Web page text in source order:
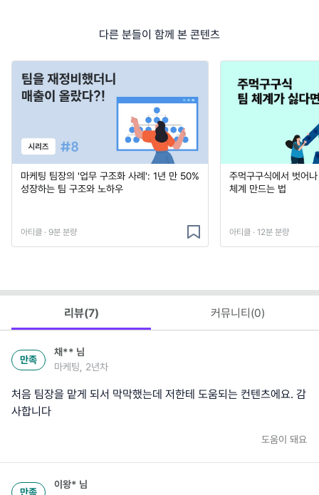
다른 분들이 함께 본 콘텐츠
마케팅 팀장의 '업무 구조화 사례': 1년 만 50%
성장하는 팀 구조와 노하우
아티클 · 9분 분량
주먹구구식에서 벗어
체계 만드는 법
아티클 · 12분 분량
리뷰(7) 커뮤니티(0)
만족
채** 님
마케팅, 2년차
처음 팀장을 맡게 되서 막막했는데 저한테 도움되는 컨텐츠에요. 감
사합니다
도움이 돼요
만족
이왕* 님